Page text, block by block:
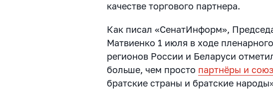
качестве торгового партнера.
Как писал «СенатИнформ»,
Матвиенко 1 июля в ходе
регионов России и Беларуси
больше, чем просто партнёры и
братские страны и братские